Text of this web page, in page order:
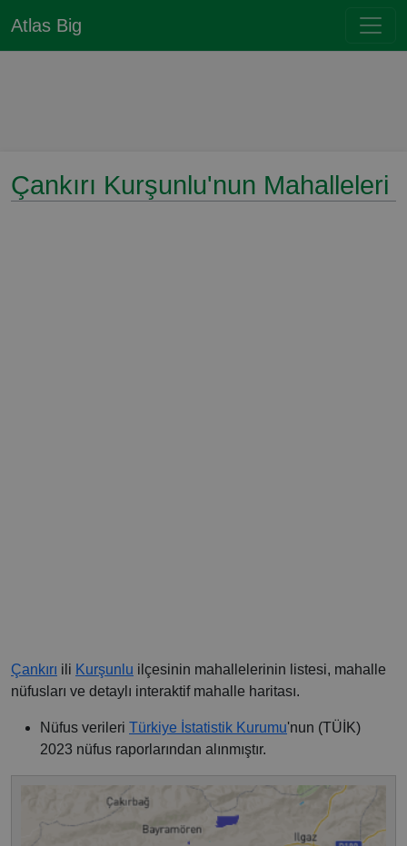
Atlas Big
Çankırı Kurşunlu'nun Mahalleleri
Çankırı ili Kurşunlu ilçesinin mahallelerinin listesi, mahalle
nüfusları ve detaylı interaktif mahalle haritası.
Nüfus verileri Türkiye İstatistik Kurumu'nun (TÜİK)
2023 nüfus raporlarından alınmıştır.